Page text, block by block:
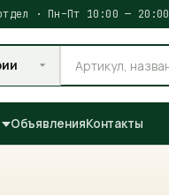
· Пн–Пт 10:00 — 20:00
ОбъявленияКонтакты